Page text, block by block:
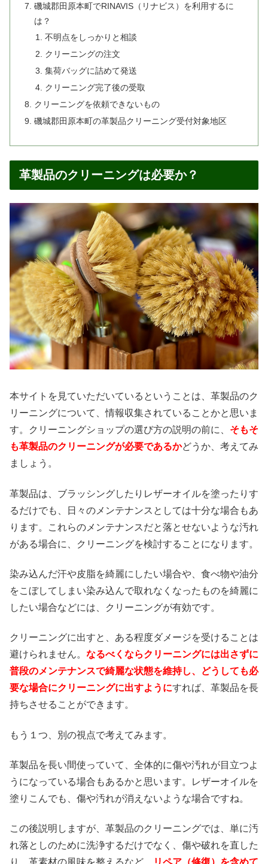
磯城郡田原本町でRINAVIS（リナビス）を利用するに
は？
不明点をしっかりと相談
クリーニングの注文
集荷バッグに詰めて発送
クリーニング完了後の受取
クリーニングを依頼できないもの
磯城郡田原本町の革製品クリーニング受付対象地区
革製品のクリーニングは必要か？
本サイトを見ていただいているということは、革製品のク
リーニングについて、情報収集されていることかと思いま
す。クリーニングショップの選び方の説明の前に、 そもそ
も革製品のクリーニングが必要であるかどうか、考えてみ
ましょう。
革製品は、ブラッシングしたりレザーオイルを塗ったりす
るだけでも、日々のメンテナンスとしては十分な場合もあ
ります。これらのメンテナンスだと落とせないような汚れ
がある場合に、クリーニングを検討することになります。
染み込んだ汗や皮脂を綺麗にしたい場合や、食べ物や油分
をこぼしてしまい染み込んで取れなくなったものを綺麗に
したい場合などには、クリーニングが有効です。
クリーニングに出すと、ある程度ダメージを受けることは
避けられません。 なるべくならクリーニングには出さずに
普段のメンテナンスで綺麗な状態を維持し、どうしても必
要な場合にクリーニングに出すようにすれば、革製品を長
持ちさせることができます。
もう１つ、別の視点で考えてみます。
革製品を長い間使っていて、全体的に傷や汚れが目立つよ
うになっている場合もあるかと思います。レザーオイルを
塗りこんでも、傷や汚れが消えないような場合ですね。
この後説明しますが、革製品のクリーニングでは、単に汚
れ落としのために洗浄するだけでなく、傷や破れを直した